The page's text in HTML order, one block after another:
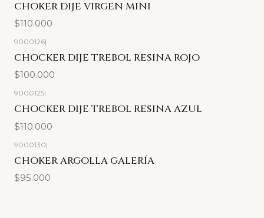
CHOKER DIJE VIRGEN MINI
$110.000
9000126|
CHOCKER DIJE TREBOL RESINA ROJO
$100.000
9000125|
CHOCKER DIJE TREBOL RESINA AZUL
$110.000
9000130|
CHOKER ARGOLLA GALERÍA
$95.000